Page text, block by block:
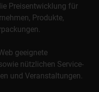
Preisentwicklung für
Produkte,
geeignete
nützlichen Service-
und Veranstaltungen.